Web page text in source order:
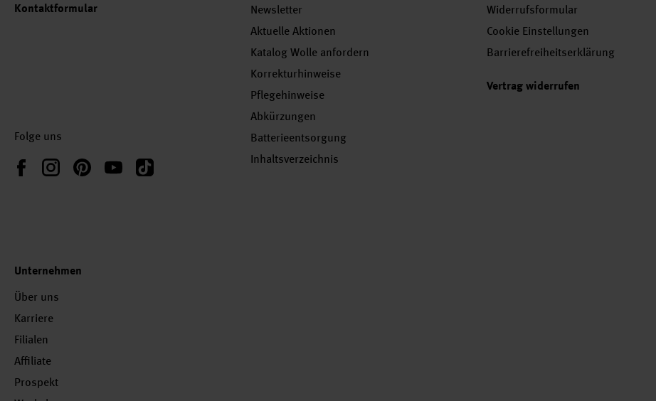
Kontaktformular
Folge uns
FacebookInstagramPinterestYouTubeTikTok
Newsletter
Aktuelle Aktionen
Katalog Wolle anfordern
Korrekturhinweise
Pflegehinweise
Abkürzungen
Batterieentsorgung
Inhaltsverzeichnis
Widerrufsformular
Cookie Einstellungen
Barrierefreiheitserklärung
Vertrag widerrufen
Unternehmen
Über uns
Karriere
Filialen
Affiliate
Prospekt